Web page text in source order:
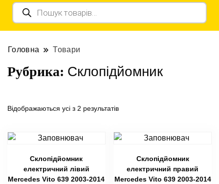
Пошук
товарів
Головна Товари
Рубрика: Склопідйомник
Відображаються усі з 2 результатів
Склопідйомник
електричний лівий
Mercedes Vito 639 2003-2014
Склопідйомник
електричний правий
Mercedes Vito 639 2003-2014